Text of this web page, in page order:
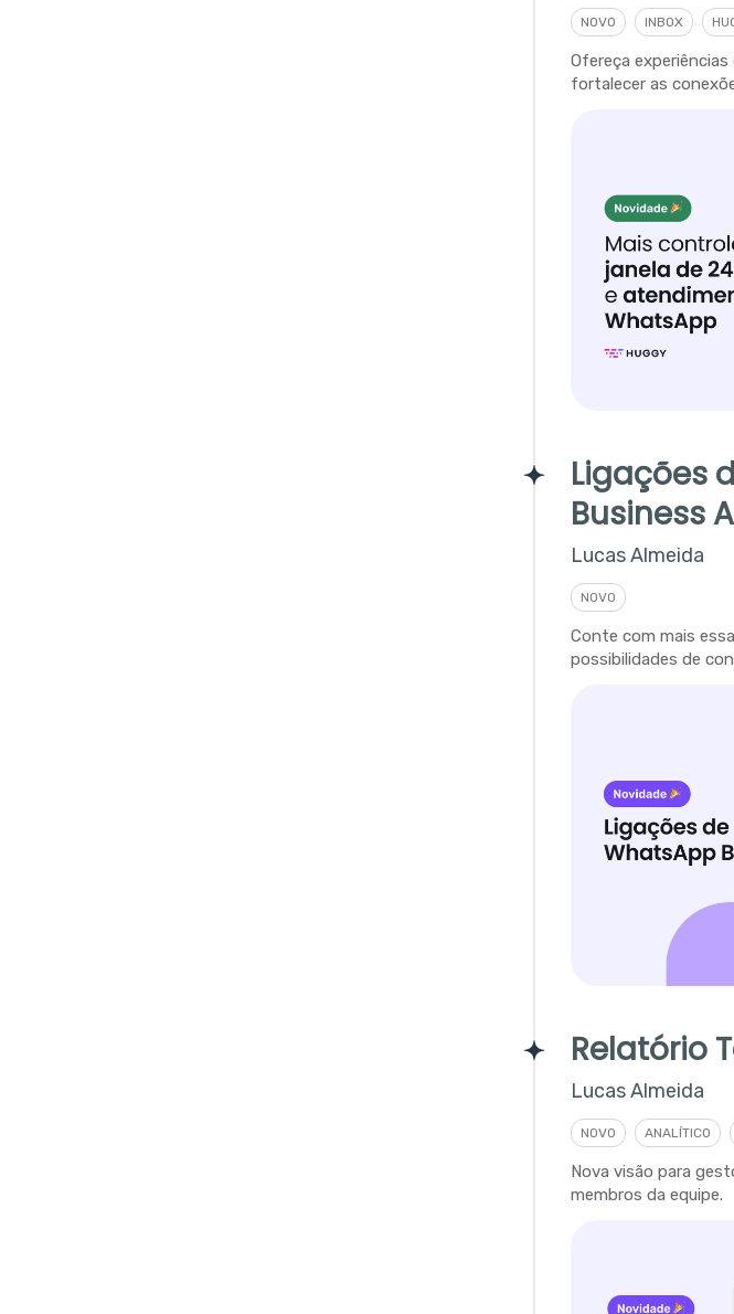
NOVO INBOX
Ofereça
fortalecer as
Ligações
Business
Lucas Almeida
NOVO
Conte com mais
possibilidades de
Relatório
Lucas Almeida
NOVO ANALÍTICO
Nova visão para
membros da equipe.